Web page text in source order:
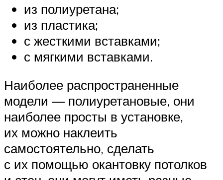
из полиуретана;
из пластика;
с жесткими вставками;
с мягкими вставками.
Наиболее распространенные
модели — полиуретановые, они
наиболее просты в установке,
их можно наклеить
самостоятельно, сделать
с их помощью окантовку потолков